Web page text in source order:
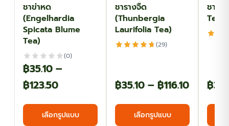
ชาข่าหด
(Engelhardia
Spicata Blume
Tea)
(0)
฿35.10 –
฿123.50Price
range:
฿35.10
เลือกรูปแบบ
ชารางจืด
(Thunbergia
Laurifolia Tea)
(29)
฿35.10 – ฿116.10Price
range:
เลือกรูปแบบ
ชามะ
Tea)
฿